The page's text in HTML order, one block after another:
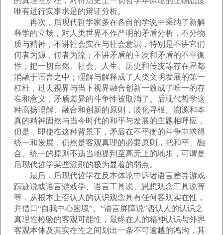
唯有进行实事求是的辩证分析。
再次，后现代哲学家多在各自的学说中采纳了新解
释学的立场，对人类世界不作严明的矛盾分析，不分物
质与精神，不讲社会实在与社会意识，特别是不讲它们
何者为源，何者为流；不讲矛盾的主次和矛盾的不平衡
性；把一切自然、社会、人生、历史和传统等存在界都
消融于语言之中；理解与解释成了人类文明发展的第一
杠杆，过去视界与当下视界融合创新一致成了唯一的存
在和意义，矛盾差异的斗争性被取消了。后现代哲学这
种高扬理解、融合和创新的原则，淡化寻根、溯源和本
真的精神固然与当今时代的和平与发展的主题相呼应，
但是，即使在这种背景下，矛盾在不平衡的斗争中求得
统一和发展，仍然是客观真理的必要原则，把和平、融
合、统一的原则不适当地提到至高无上的地步，可谓是
后现代哲学某些派别的极为显着的弱点。
最后，后现代哲学在反本体论中诉诸语言差异游戏
踪迹说或语言游戏学、语言工具说、思想观念工具说等
等，从根本上否认人的认识观念具有任何客观实在性，
并借口“自我中心困境”、“语言屏障说”否认人的认识之
真理性检验的客观可能性，最终在人的精神认识与外界
客观本体及其实在性之间划出一条不可逾越的鸿沟，其